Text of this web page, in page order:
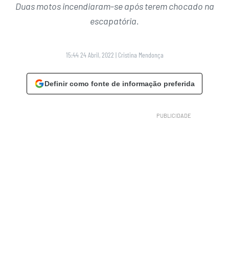
Duas motos incendiaram-se após terem chocado na
escapatória.
15:44 24 Abril, 2022 | Cristina Mendonça
Definir como fonte de informação preferida